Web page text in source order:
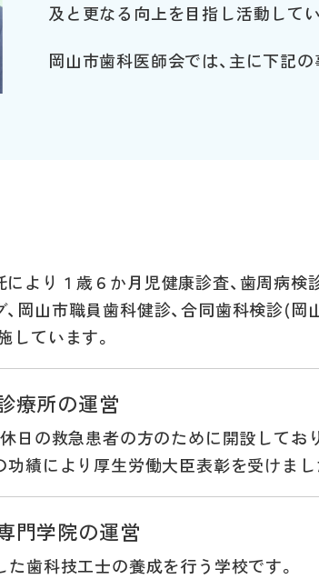
及と更なる向上を目指し活動してい
岡山市歯科医師会では、主に下記
より１歳６か月児健康診査、歯周病検
岡山市職員歯科健診、合同歯科検診(岡
しています。
療所の運営
日の救急患者の方のために開設してお
績により厚生労働大臣表彰を受けまし
門学院の運営
歯科技工士の養成を行う学校です。